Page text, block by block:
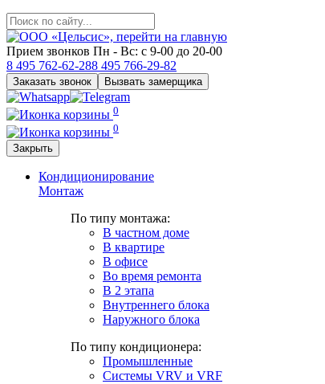
Прием звонков Пн - Вс: с 9-00 до 20-00
8 495 762-62-288 495 766-29-82
Заказать звонок Вызвать замерщика
0
0
Закрыть
Кондиционирование
Монтаж
По типу монтажа:
В частном доме
В квартире
В офисе
Во время ремонта
В 2 этапа
Внутреннего блока
Наружного блока
По типу кондиционера:
Промышленные
Системы VRV и VRF